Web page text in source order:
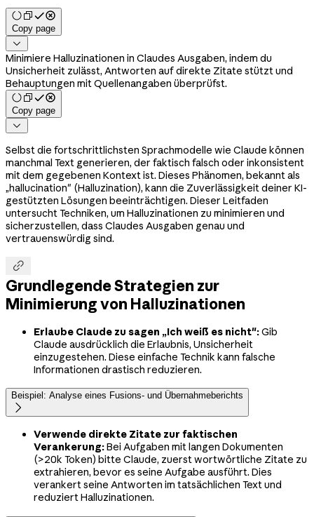
Copy page

Minimiere Halluzinationen in Claudes Ausgaben, indem du
Unsicherheit zulässt, Antworten auf direkte Zitate stützt und
Behauptungen mit Quellenangaben überprüfst.
Copy page

Selbst die fortschrittlichsten Sprachmodelle wie Claude können
manchmal Text generieren, der faktisch falsch oder inkonsistent
mit dem gegebenen Kontext ist. Dieses Phänomen, bekannt als
„hallucination" (Halluzination), kann die Zuverlässigkeit deiner KI-
gestützten Lösungen beeinträchtigen. Dieser Leitfaden
untersucht Techniken, um Halluzinationen zu minimieren und
sicherzustellen, dass Claudes Ausgaben genau und
vertrauenswürdig sind.

Grundlegende Strategien zur
Minimierung von Halluzinationen
Erlaube Claude zu sagen „Ich weiß es nicht":Gib
Claude ausdrücklich die Erlaubnis, Unsicherheit
einzugestehen. Diese einfache Technik kann falsche
Informationen drastisch reduzieren.
Beispiel: Analyse eines Fusions- und Übernahmeberichts

Verwende direkte Zitate zur faktischen
Verankerung:Bei Aufgaben mit langen Dokumenten
(>20k Token) bitte Claude, zuerst wortwörtliche Zitate zu
extrahieren, bevor es seine Aufgabe ausführt. Dies
verankert seine Antworten im tatsächlichen Text und
reduziert Halluzinationen.